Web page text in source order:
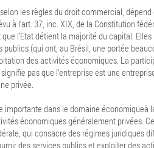
les règles du droit commercial,
à l’art. 37, inc. XIX, de la Constitution
l’Etat détient la majorité du capital.
(qui ont, au Brésil, une portée
des activités économiques. La
pas que l’entreprise est une
privée.
importante dans le domaine économiqueà
économiques généralement privées.
qui consacre des régimes juridiques
des services publics et exploiter des